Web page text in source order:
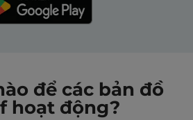
để các bản đồ
hoạt động?